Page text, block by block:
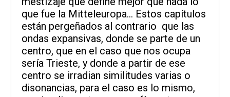
que fue la Mitteleuropa… Estos capítulos
están pergeñados al contrario que las
ondas expansivas, donde se parte de un
centro, que en el caso que nos ocupa
sería Trieste, y donde a partir de ese
centro se irradian similitudes varias o
disonancias, para el caso es lo mismo,